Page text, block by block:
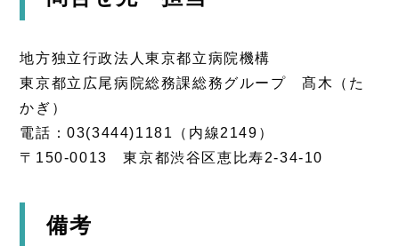
地方独立行政法人東京都立病院機構
東京都立広尾病院総務課総務グループ 髙木（た
かぎ）
電話：03(3444)1181（内線2149）
〒150-0013 東京都渋谷区恵比寿2-34-10
備考